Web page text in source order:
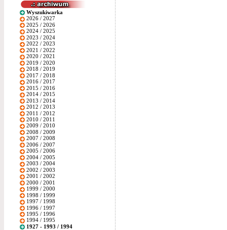
Wyszukiwarka
2026 / 2027
2025 / 2026
2024 / 2025
2023 / 2024
2022 / 2023
2021 / 2022
2020 / 2021
2019 / 2020
2018 / 2019
2017 / 2018
2016 / 2017
2015 / 2016
2014 / 2015
2013 / 2014
2012 / 2013
2011 / 2012
2010 / 2011
2009 / 2010
2008 / 2009
2007 / 2008
2006 / 2007
2005 / 2006
2004 / 2005
2003 / 2004
2002 / 2003
2001 / 2002
2000 / 2001
1999 / 2000
1998 / 1999
1997 / 1998
1996 / 1997
1995 / 1996
1994 / 1995
1927 - 1993 / 1994